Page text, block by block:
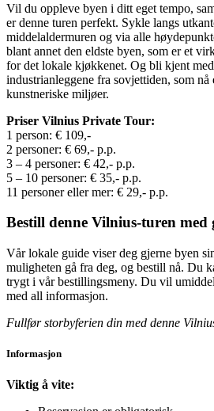
Vil du oppleve byen i ditt eget tempo,
er denne turen perfekt. Sykle langs
middelaldermuren og via alle
blant annet den eldste byen, som er et
for det lokale kjøkkenet. Og bli kjent med
industrianleggene fra sovjettiden, som
kunstneriske miljøer.
Priser Vilnius Private Tour:
1 person: € 109,-
2 personer: € 69,- p.p.
3 – 4 personer: € 42,- p.p.
5 – 10 personer: € 35,- p.p.
11 personer eller mer: € 29,- p.p.
Bestill denne Vilnius-turen med
Vår lokale guide viser deg gjerne byen
muligheten gå fra deg, og bestill nå. Du
trygt i vår bestillingsmeny. Du vil
med all informasjon.
Fullfør storbyferien din med denne
Informasjon
Viktig å vite: